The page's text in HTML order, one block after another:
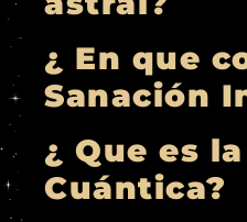
¿ En que
Sanación
¿ Que es
Cuántica?